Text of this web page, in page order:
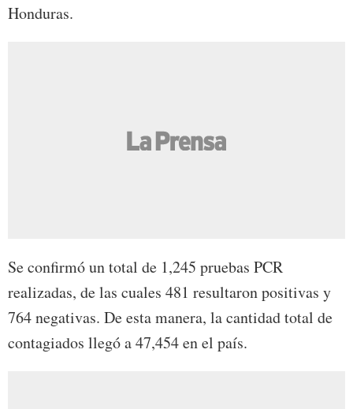
Honduras.
Se confirmó un total de 1,245 pruebas PCR
realizadas, de las cuales 481 resultaron positivas y
764 negativas. De esta manera, la cantidad total de
contagiados llegó a 47,454 en el país.